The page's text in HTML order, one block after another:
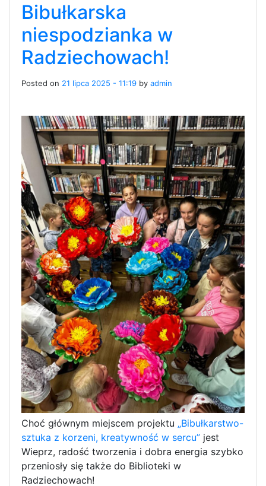
Bibułkarska
niespodzianka w
Radziechowach!
Posted on 21 lipca 2025 - 11:19 by admin
Choć głównym miejscem projektu „Bibułkarstwo-
sztuka z korzeni, kreatywność w sercu” jest
Wieprz, radość tworzenia i dobra energia szybko
przeniosły się także do Biblioteki w
Radziechowach!